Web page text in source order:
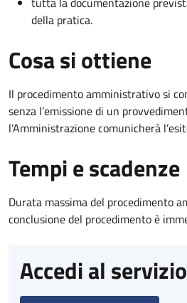
della pratica.
Cosa si ottiene
Il procedimento amministrativo si
senza l’emissione di un
l’Amministrazione comunicherà
Tempi e scadenze
Durata massima del procedimento
conclusione del procedimento è
Accedi al servizio